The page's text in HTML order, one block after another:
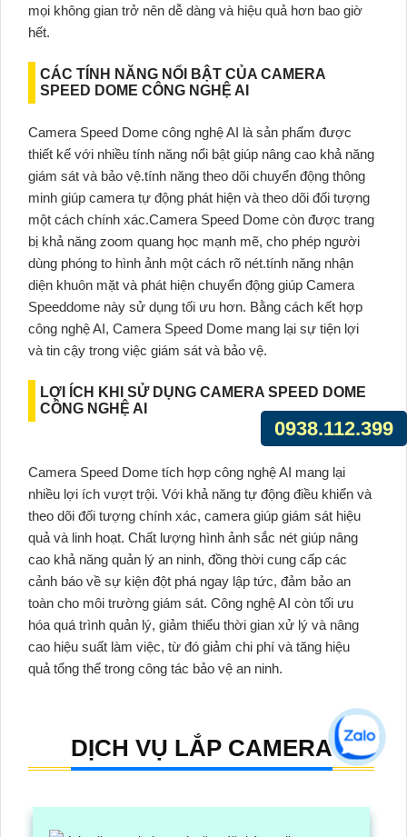
mọi không gian trở nên dễ dàng và hiệu quả hơn bao giờ
hết.
CÁC TÍNH NĂNG NỔI BẬT CỦA CAMERA
SPEED DOME CÔNG NGHỆ AI
Camera Speed Dome công nghệ AI là sản phẩm được
thiết kế với nhiều tính năng nổi bật giúp nâng cao khả năng
giám sát và bảo vệ.tính năng theo dõi chuyển động thông
minh giúp camera tự động phát hiện và theo dõi đối tượng
một cách chính xác.Camera Speed Dome còn được trang
bị khả năng zoom quang học mạnh mẽ, cho phép người
dùng phóng to hình ảnh một cách rõ nét.tính năng nhận
diện khuôn mặt và phát hiện chuyển động giúp Camera
Speeddome này sử dụng tối ưu hơn. Bằng cách kết hợp
công nghệ AI, Camera Speed Dome mang lại sự tiện lợi
và tin cậy trong việc giám sát và bảo vệ.
LỢI ÍCH KHI SỬ DỤNG CAMERA SPEED DOME
CÔNG NGHỆ AI
Camera Speed Dome tích hợp công nghệ AI mang lại
nhiều lợi ích vượt trội. Với khả năng tự động điều khiển và
theo dõi đối tượng chính xác, camera giúp giám sát hiệu
quả và linh hoạt. Chất lượng hình ảnh sắc nét giúp nâng
cao khả năng quản lý an ninh, đồng thời cung cấp các
cảnh báo về sự kiện đột phá ngay lập tức, đảm bảo an
toàn cho môi trường giám sát. Công nghệ AI còn tối ưu
hóa quá trình quản lý, giảm thiểu thời gian xử lý và nâng
cao hiệu suất làm việc, từ đó giảm chi phí và tăng hiệu
quả tổng thể trong công tác bảo vệ an ninh.
DỊCH VỤ LẮP CAMERA
0938.112.399